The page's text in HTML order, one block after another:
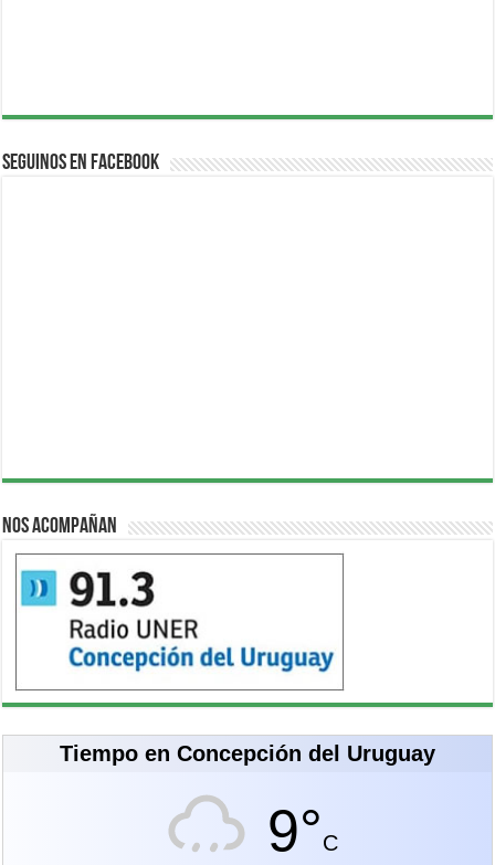
Seguinos en Facebook
Nos acompañan
Tiempo en Concepción del Uruguay
9°C